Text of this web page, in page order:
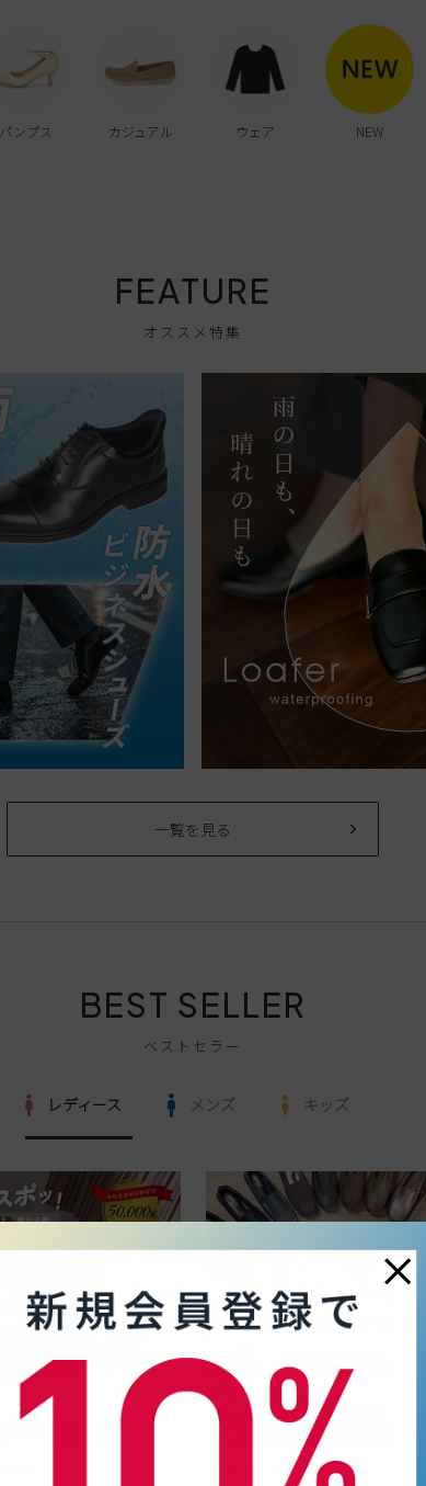
×
パンプス カジュアル ウェア NEW
FEATURE
オススメ特集
一覧を見る
BEST SELLER
ベストセラー
レディース メンズ キッズ
990税込 〜